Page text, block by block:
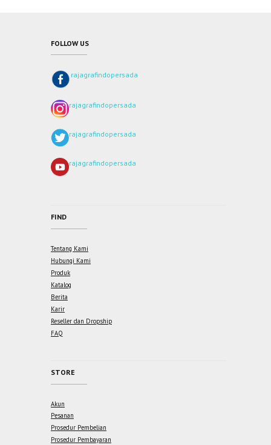
FOLLOW US
rajagrafindopersada
rajagrafindopersada
rajagrafindopersada
rajagrafindopersada
FIND
Tentang Kami
Hubungi Kami
Produk
Katalog
Berita
Karir
Reseller dan Dropship
FAQ
STORE
Akun
Pesanan
Prosedur Pembelian
Prosedur Pembayaran